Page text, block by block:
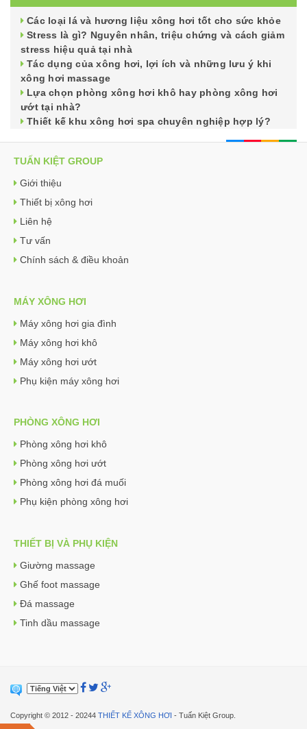
Các loại lá và hương liệu xông hơi tốt cho sức khỏe
Stress là gì? Nguyên nhân, triệu chứng và cách giảm
stress hiệu quả tại nhà
Tác dụng của xông hơi, lợi ích và những lưu ý khi
xông hơi massage
Lựa chọn phòng xông hơi khô hay phòng xông hơi
ướt tại nhà?
Thiết kế khu xông hơi spa chuyên nghiệp hợp lý?
TUẤN KIỆT GROUP
Giới thiệu
Thiết bị xông hơi
Liên hệ
Tư vấn
Chính sách & điều khoản
MÁY XÔNG HƠI
Máy xông hơi gia đình
Máy xông hơi khô
Máy xông hơi ướt
Phụ kiện máy xông hơi
PHÒNG XÔNG HƠI
Phòng xông hơi khô
Phòng xông hơi ướt
Phòng xông hơi đá muối
Phụ kiện phòng xông hơi
THIẾT BỊ VÀ PHỤ KIỆN
Giường massage
Ghế foot massage
Đá massage
Tinh dầu massage
Copyright © 2012 - 20244 THIẾT KẾ XÔNG HƠI - Tuấn Kiệt Group.